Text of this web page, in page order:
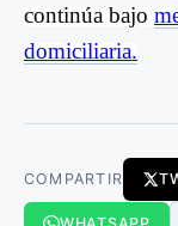
continúa bajo
domiciliaria.
COMPARTIR